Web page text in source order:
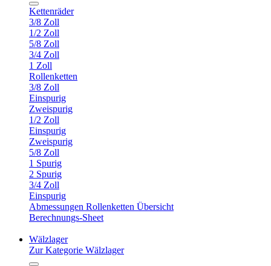
Kettenräder
3/8 Zoll
1/2 Zoll
5/8 Zoll
3/4 Zoll
1 Zoll
Rollenketten
3/8 Zoll
Einspurig
Zweispurig
1/2 Zoll
Einspurig
Zweispurig
5/8 Zoll
1 Spurig
2 Spurig
3/4 Zoll
Einspurig
Abmessungen Rollenketten Übersicht
Berechnungs-Sheet
Wälzlager
Zur Kategorie Wälzlager